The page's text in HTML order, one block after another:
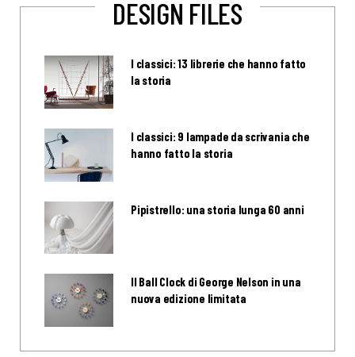
DESIGN FILES
I classici: 13 librerie che hanno fatto
la storia
I classici: 9 lampade da scrivania che
hanno fatto la storia
Pipistrello: una storia lunga 60 anni
Il Ball Clock di George Nelson in una
nuova edizione limitata